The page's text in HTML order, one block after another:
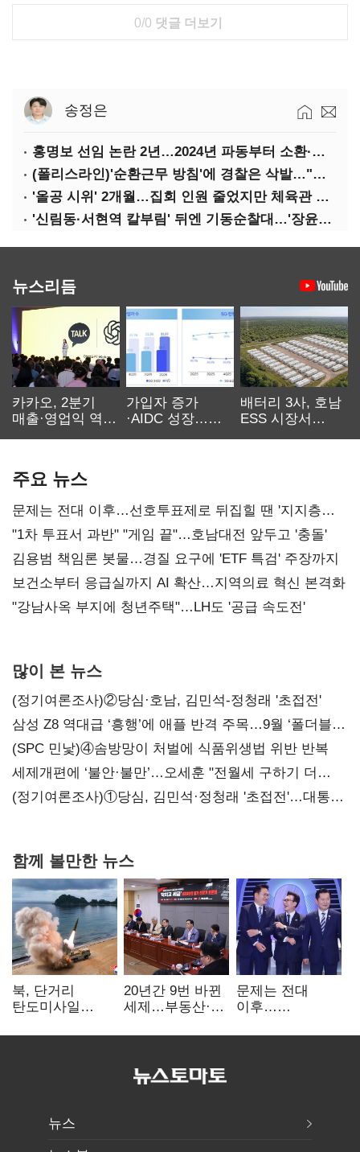
0/0 댓글 더보기
송정은
홍명보 선임 논란 2년…2024년 파동부터 소환·압색까지
(폴리스라인)'순환근무 방침'에 경찰은 삭발…"베테랑·수사력 보강 먼저"
'올공 시위' 2개월…집회 인원 줄었지만 체육관 봉쇄 계속
'신림동·서현역 칼부림' 뒤엔 기동순찰대…'장윤기 은폐·조작' 후엔 내부비리수사대
뉴스리듬
카카오, 2분기
매출·영업익 역대
가입자 증가
·AIDC 성장…
배터리 3사, 호남
ESS 시장서
주요 뉴스
문제는 전대 이후…선호투표제로 뒤집힐 땐 '지지층
불복'
"1차 투표서 과반" "게임 끝"…호남대전 앞두고 '충돌'
김용범 책임론 봇물…경질 요구에 'ETF 특검' 주장까지
보건소부터 응급실까지 AI 확산…지역의료 혁신 본격화
"강남사옥 부지에 청년주택"…LH도 '공급 속도전'
많이 본 뉴스
(정기여론조사)②당심·호남, 김민석-정청래 '초접전'
삼성 Z8 역대급 ‘흥행’에 애플 반격 주목…9월 ‘폴더블
대전’
(SPC 민낯)④솜방망이 처벌에 식품위생법 위반 반복
세제개편에 ‘불안·불만’…오세훈 "전월세 구하기 더
힘들어질 것"
(정기여론조사)①당심, 김민석·정청래 '초접전'…대통령
함께 볼만한 뉴스
북, 단거리
탄도미사일
"즉각 중단 촉구"
20년간 9번 바뀐
세제…부동산·
건드렸다
문제는 전대
이후…
뒤집힐 땐
뉴스